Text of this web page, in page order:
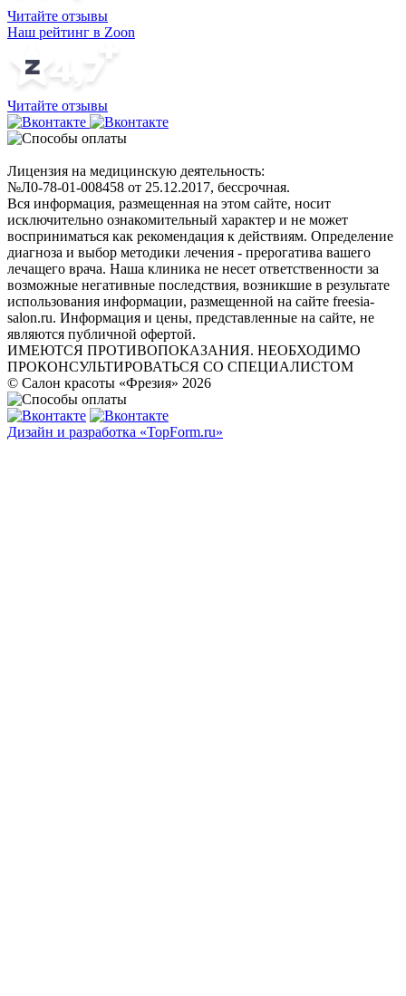
Читайте отзывы
Наш рейтинг в Zoon
Читайте отзывы
Лицензия на медицинскую деятельность:
№Л0-78-01-008458 от 25.12.2017, бессрочная.
Вся информация, размещенная на этом сайте, носит
исключительно ознакомительный характер и не может
восприниматься как рекомендация к действиям. Определение
диагноза и выбор методики лечения - прерогатива вашего
лечащего врача. Наша клиника не несет ответственности за
возможные негативные последствия, возникшие в результате
использования информации, размещенной на сайте freesia-
salon.ru. Информация и цены, представленные на сайте, не
являются публичной офертой.
ИМЕЮТСЯ ПРОТИВОПОКАЗАНИЯ. НЕОБХОДИМО
ПРОКОНСУЛЬТИРОВАТЬСЯ СО СПЕЦИАЛИСТОМ
© Салон красоты «Фрезия» 2026
Дизайн и разработка «TopForm.ru»